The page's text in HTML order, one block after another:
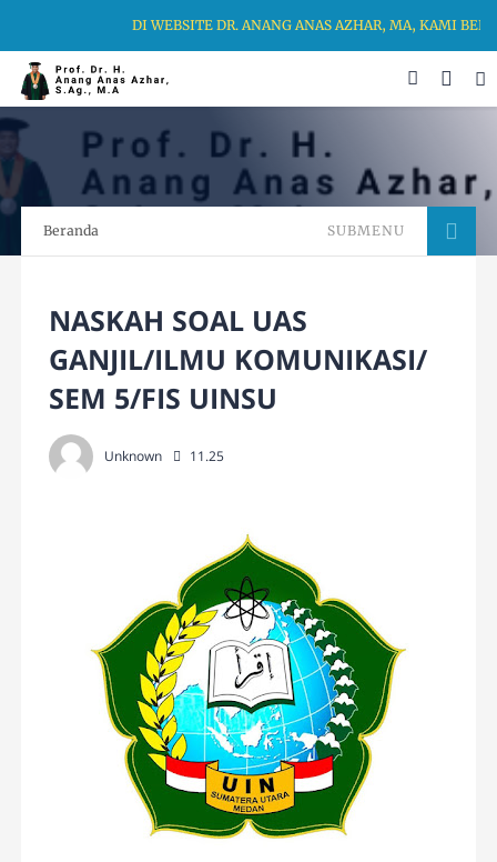
DI WEBSITE DR. ANANG ANAS AZHAR, MA, KAMI
Beranda SUBMENU
NASKAH SOAL UAS
GANJIL/ILMU KOMUNIKASI/
SEM 5/FIS UINSU
Unknown 11.25